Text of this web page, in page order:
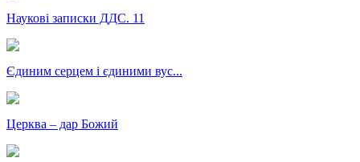
Наукові записки ДДС. 11
Єдиним серцем і єдиними вус...
Церква – дар Божий